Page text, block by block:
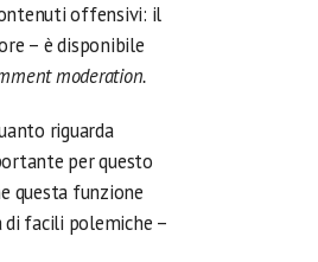
offensivi: il
– è disponibile
moderation.
riguarda
per questo
questa funzione
facili polemiche –